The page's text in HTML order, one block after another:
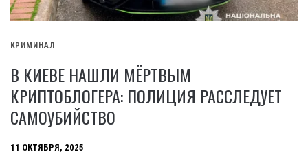
КРИМИНАЛ
В КИЕВЕ НАШЛИ МЁРТВЫМ
КРИПТОБЛОГЕРА: ПОЛИЦИЯ РАССЛЕДУЕТ
САМОУБИЙСТВО
11 ОКТЯБРЯ, 2025